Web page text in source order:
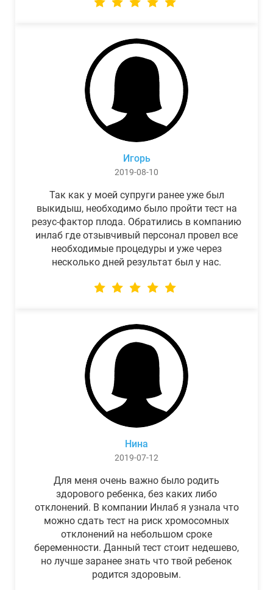
Игорь
2019-08-10
Так как у моей супруги ранее уже был
выкидыш, необходимо было пройти тест на
резус-фактор плода. Обратились в компанию
инлаб где отзывчивый персонал провел все
необходимые процедуры и уже через
несколько дней результат был у нас.
Нина
2019-07-12
Для меня очень важно было родить
здорового ребенка, без каких либо
отклонений. В компании Инлаб я узнала что
можно сдать тест на риск хромосомных
отклонений на небольшом сроке
беременности. Данный тест стоит недешево,
но лучше заранее знать что твой ребенок
родится здоровым.